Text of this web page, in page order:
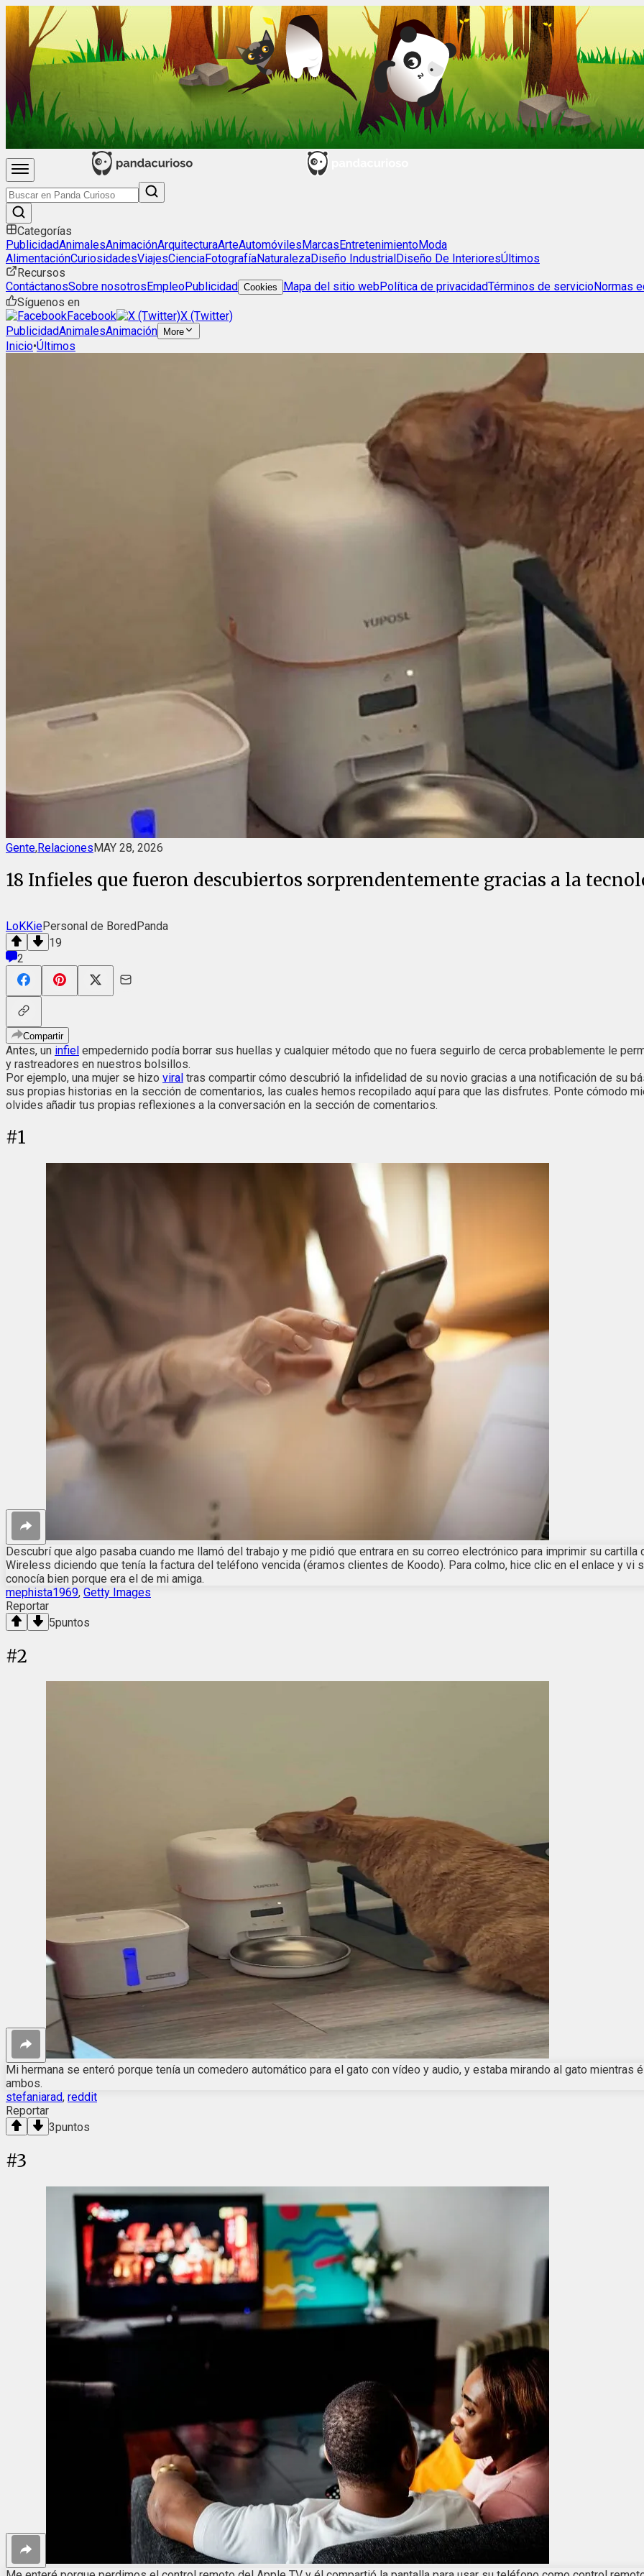
Categorías
PublicidadAnimalesAnimaciónArquitecturaArteAutomóvilesMarcasEntretenimientoModa
AlimentaciónCuriosidadesViajesCienciaFotografíaNaturalezaDiseño IndustrialDiseño De InterioresÚltimos
Recursos
ContáctanosSobre nosotrosEmpleoPublicidad Cookies Mapa del sitio webPolítica de privacidadTérminos de servicioNormas
Síguenos en
Facebook
X (Twitter)
PublicidadAnimalesAnimación More
Inicio•Últimos
Gente,RelacionesMAY 28, 2026
18 Infieles que fueron descubiertos sorprendentemente gracias a la
LoKKiePersonal de BoredPanda
19
2
Compartir
Antes, un infiel empedernido podía borrar sus huellas y cualquier método que no fuera seguirlo de cerca probablemente le
y rastreadores en nuestros bolsillos.
Por ejemplo, una mujer se hizo viral tras compartir cómo descubrió la infidelidad de su novio gracias a una notificación de su
sus propias historias en la sección de comentarios, las cuales hemos recopilado aquí para que las disfrutes. Ponte cómodo
olvides añadir tus propias reflexiones a la conversación en la sección de comentarios.
#1
Descubrí que algo pasaba cuando me llamó del trabajo y me pidió que entrara en su correo electrónico para imprimir su
Wireless diciendo que tenía la factura del teléfono vencida (éramos clientes de Koodo). Para colmo, hice clic en el enlace y vi
conocía bien porque era el de mi amiga.
mephista1969, Getty Images
Reportar
5puntos
#2
Mi hermana se enteró porque tenía un comedero automático para el gato con vídeo y audio, y estaba mirando al gato
ambos.
stefaniarad, reddit
Reportar
3puntos
#3